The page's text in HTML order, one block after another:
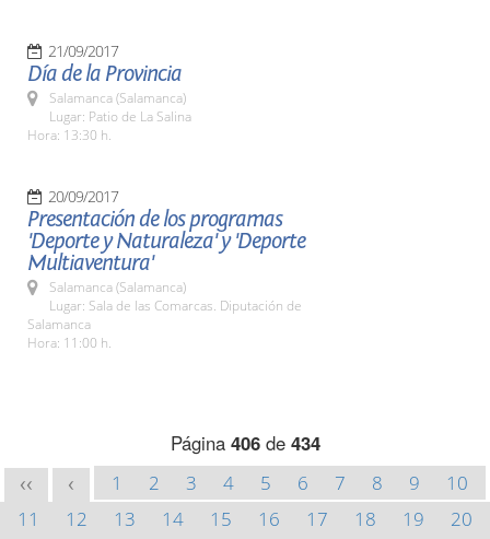
21/09/2017
Día de la Provincia
Salamanca (Salamanca)
Lugar: Patio de La Salina
Hora: 13:30 h.
20/09/2017
Presentación de los programas
'Deporte y Naturaleza' y 'Deporte
Multiaventura'
Salamanca (Salamanca)
Lugar: Sala de las Comarcas. Diputación de
Salamanca
Hora: 11:00 h.
Página 406de 434
<< < 1 2 3 4 5 6 7 8 9
10
11
12 13 14 15 16 17 18 19
20